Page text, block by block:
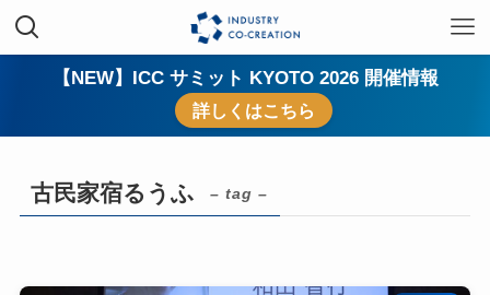
【NEW】ICC サミット KYOTO 2026 開催情報
詳しくはこちら
古民家宿るうふ – tag –